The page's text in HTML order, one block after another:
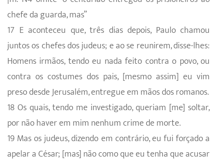
chefe da guarda, mas”
17 E aconteceu que, três dias depois, Paulo chamou
juntos os chefes dos judeus; e ao se reunirem, disse-lhes:
Homens irmãos, tendo eu nada feito contra o povo, ou
contra os costumes dos pais, [mesmo assim] eu vim
preso desde Jerusalém, entregue em mãos dos romanos.
18 Os quais, tendo me investigado, queriam [me] soltar,
por não haver em mim nenhum crime de morte.
19 Mas os judeus, dizendo em contrário, eu fui forçado a
apelar a César; [mas] não como que eu tenha que acusar